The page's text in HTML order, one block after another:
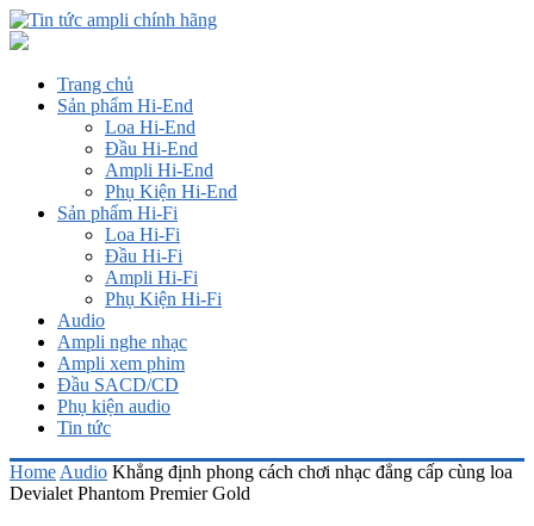
Trang chủ
Sản phẩm Hi-End
Loa Hi-End
Đầu Hi-End
Ampli Hi-End
Phụ Kiện Hi-End
Sản phẩm Hi-Fi
Loa Hi-Fi
Đầu Hi-Fi
Ampli Hi-Fi
Phụ Kiện Hi-Fi
Audio
Ampli nghe nhạc
Ampli xem phim
Đầu SACD/CD
Phụ kiện audio
Tin tức
Home Audio Khẳng định phong cách chơi nhạc đẳng cấp cùng loa
Devialet Phantom Premier Gold